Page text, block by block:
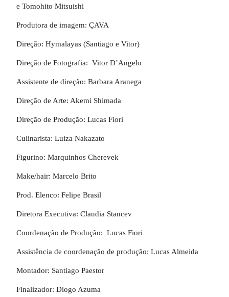
e Tomohito Mitsuishi
Produtora de imagem: ÇAVA
Direção: Hymalayas (Santiago e Vitor)
Direção de Fotografia: Vitor D’Angelo
Assistente de direção: Barbara Aranega
Direção de Arte: Akemi Shimada
Direção de Produção: Lucas Fiori
Culinarista: Luiza Nakazato
Figurino: Marquinhos Cherevek
Make/hair: Marcelo Brito
Prod. Elenco: Felipe Brasil
Diretora Executiva: Claudia Stancev
Coordenação de Produção: Lucas Fiori
Assistência de coordenação de produção: Lucas Almeida
Montador: Santiago Paestor
Finalizador: Diogo Azuma